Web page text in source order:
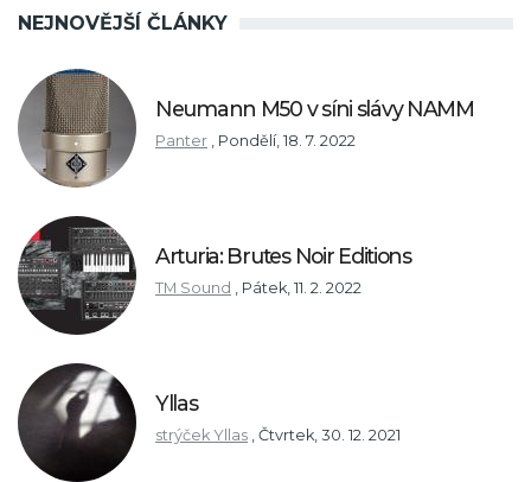
NEJNOVĚJŠÍ ČLÁNKY
Neumann M50 v síni slávy NAMM
Panter , Pondělí, 18. 7. 2022
Arturia: Brutes Noir Editions
TM Sound , Pátek, 11. 2. 2022
Yllas
strýček Yllas , Čtvrtek, 30. 12. 2021